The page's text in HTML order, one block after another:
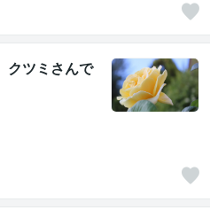
クツミさんで